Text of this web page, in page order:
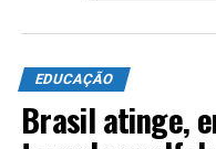
“A gente vê [essas
preocupação, que
crianças desses
EDUCAÇÃO
Brasil atinge,